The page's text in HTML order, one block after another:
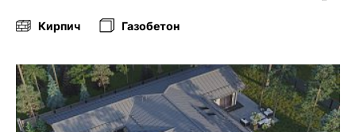
Кирпич Газобетон